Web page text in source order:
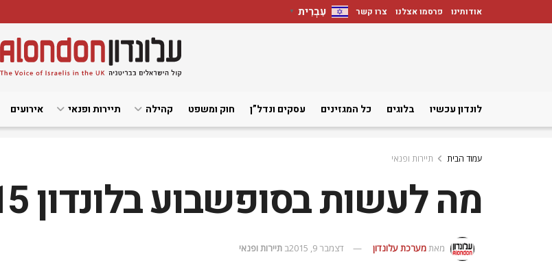
אודותינו פרסמו אצלנו צרו קשר עִבְרִית ▼
לונדון עכשיו בלוגים כל המגזינים עסקים ונדל”ן חוק ומשפט קהילה תיירות ופנאי אירועים
עמוד הבית תיירות ופנאי
מה לעשות בסופשבוע בלונדון 11-13.12.15
מאתמערכת עלונדון דצמבר 9, 2015 ב תיירות ופנאי